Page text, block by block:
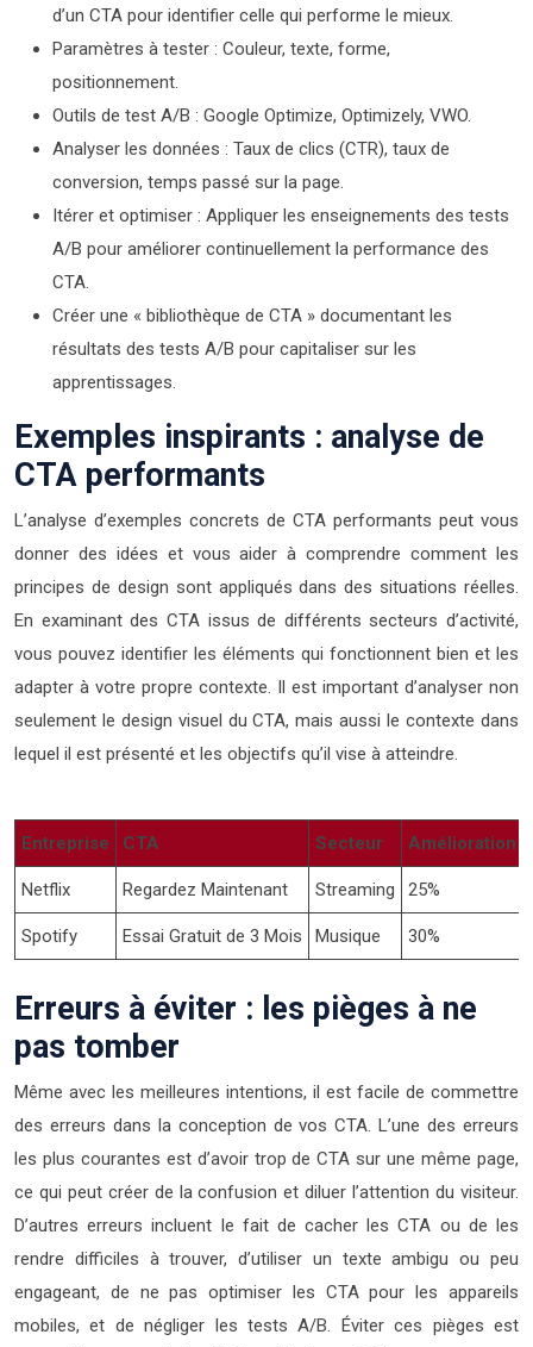
d’un CTA pour identifier celle qui performe le mieux.
Paramètres à tester : Couleur, texte, forme,
positionnement.
Outils de test A/B : Google Optimize, Optimizely, VWO.
Analyser les données : Taux de clics (CTR), taux de
conversion, temps passé sur la page.
Itérer et optimiser : Appliquer les enseignements des tests
A/B pour améliorer continuellement la performance des
CTA.
Créer une « bibliothèque de CTA » documentant les
résultats des tests A/B pour capitaliser sur les
apprentissages.
Exemples inspirants : analyse de
CTA performants
L’analyse d’exemples concrets de CTA performants peut vous
donner des idées et vous aider à comprendre comment les
principes de design sont appliqués dans des situations réelles.
En examinant des CTA issus de différents secteurs d’activité,
vous pouvez identifier les éléments qui fonctionnent bien et les
adapter à votre propre contexte. Il est important d’analyser non
seulement le design visuel du CTA, mais aussi le contexte dans
lequel il est présenté et les objectifs qu’il vise à atteindre.
Entreprise CTA Secteur Amélioration
Netflix Regardez Maintenant Streaming 25%
Spotify Essai Gratuit de 3 Mois Musique 30%
Erreurs à éviter : les pièges à ne
pas tomber
Même avec les meilleures intentions, il est facile de commettre
des erreurs dans la conception de vos CTA. L’une des erreurs
les plus courantes est d’avoir trop de CTA sur une même page,
ce qui peut créer de la confusion et diluer l’attention du visiteur.
D’autres erreurs incluent le fait de cacher les CTA ou de les
rendre difficiles à trouver, d’utiliser un texte ambigu ou peu
engageant, de ne pas optimiser les CTA pour les appareils
mobiles, et de négliger les tests A/B. Éviter ces pièges est